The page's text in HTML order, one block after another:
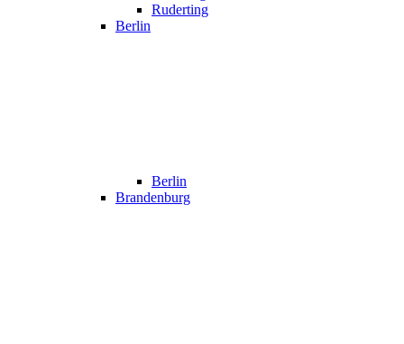
Ruderting
Berlin
Berlin
Brandenburg